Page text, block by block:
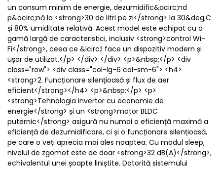
un consum minim de energie, dezumidific&acirc;nd
p&acirc;nă la <strong>30 de litri pe zi</strong> la 30&deg;C
și 80% umiditate relativă. Acest model este echipat cu o
gamă largă de caracteristici, inclusiv <strong>control Wi-
Fi</strong>, ceea ce &icirc;l face un dispozitiv modern și
ușor de utilizat.</p> </div> </div> <p>&nbsp;</p> <div
class="row"> <div class="col-lg-6 col-sm-6"> <h4>
<strong>2. Funcționare silențioasă și flux de aer
eficient</strong></h4> <p>&nbsp;</p> <p>
<strong>Tehnologia invertor cu economie de
energie</strong> și un <strong>motor BLDC
puternic</strong> asigură nu numai o eficiență maximă a
eficiență de dezumidificare, ci și o funcționare silențioasă,
pe care o veți aprecia mai ales noaptea. Cu modul sleep,
nivelul de zgomot este de doar <strong>32 dB(A)</strong>,
echivalentul unei șoapte liniștite. Datorită sistemului